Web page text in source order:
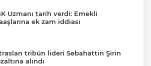
Uzmanı tarih verdi: Emekli
ek zam iddiası
tribün lideri Sebahattin Şirin
alındı